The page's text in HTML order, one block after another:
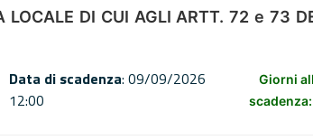
DI CUI AGLI ARTT. 72 e 73
Data di scadenza: 09/09/2026
12:00
Giorni